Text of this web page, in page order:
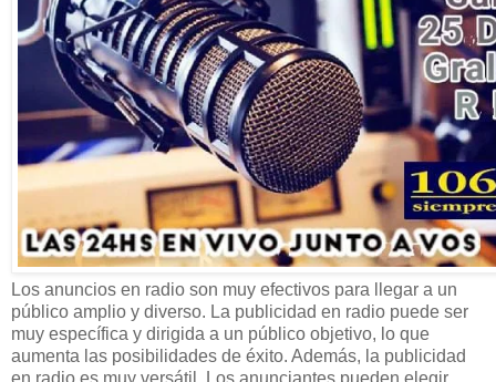
Los anuncios en radio son muy efectivos para llegar a un
público amplio y diverso. La publicidad en radio puede ser
muy específica y dirigida a un público objetivo, lo que
aumenta las posibilidades de éxito. Además, la publicidad
en radio es muy versátil. Los anunciantes pueden elegir